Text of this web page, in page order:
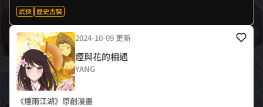
曠世奇才的魔教教主清風，在武林中如新星崛起。受邀婚宴，卻見正
派邪教各路高手齊聚一堂，而且似乎不懷好意……
面對叛徒與敵人夾殺，他身陷困境，好不容易熬到重生時刻，沒想到
竟然武功、「腹肌」盡失！成了300斤渾圓身軀的前魔教教主，要如
何「舉步維艱」，展開「重磅」復仇之路呢？
武俠 歷史古裝
2024-10-09 更新
煙與花的相遇
YANG
《煙雨江湖》原創漫畫